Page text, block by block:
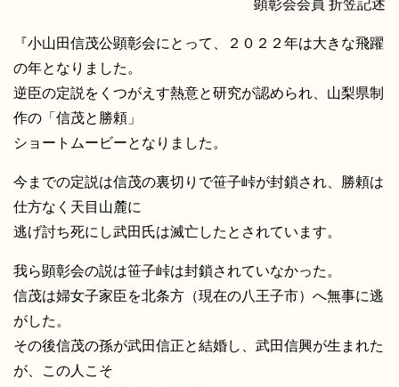
顕彰会会員 折笠記述
『小山田信茂公顕彰会にとって、２０２２年は大きな飛躍
の年となりました。
逆臣の定説をくつがえす熱意と研究が認められ、山梨県制
作の「信茂と勝頼」
ショートムービーとなりました。
今までの定説は信茂の裏切りで笹子峠が封鎖され、勝頼は
仕方なく天目山麓に
逃げ討ち死にし武田氏は滅亡したとされています。
我ら顕彰会の説は笹子峠は封鎖されていなかった。
信茂は婦女子家臣を北条方（現在の八王子市）へ無事に逃
がした。
その後信茂の孫が武田信正と結婚し、武田信興が生まれた
が、この人こそ